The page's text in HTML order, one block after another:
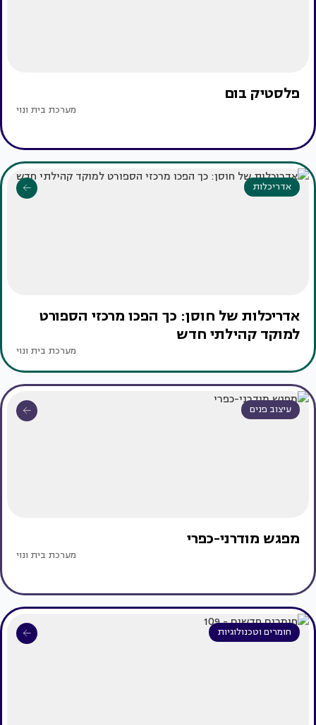
פלסטיק בום
מערכת בית ונוי
אדריכלות
אדריכלות של חוסן: כך הפכו מרכזי הספורט
למוקד קהילתי חדש
מערכת בית ונוי
עיצוב פנים
מפגש מודרני-כפרי
מערכת בית ונוי
חומרים וטכנולוגיות